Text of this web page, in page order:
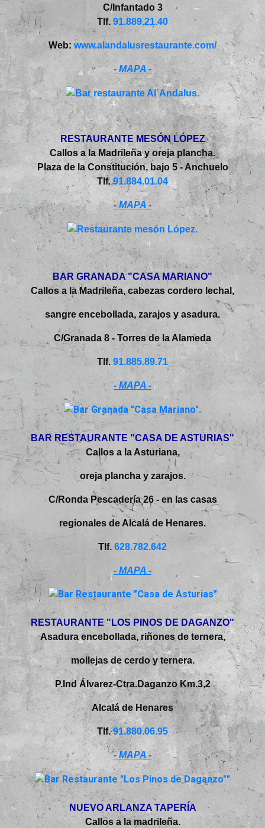
C/Infantado 3
Tlf. 91.889.21.40
Web: www.alandalusrestaurante.com/
- MAPA -
RESTAURANTE MESÓN LÓPEZ
Callos a la Madrileña y oreja plancha.
Plaza de la Constitución, bajo 5 - Anchuelo
Tlf.91.884.01.04
- MAPA -
BAR GRANADA "CASA MARIANO"
Callos a la Madrileña, cabezas cordero lechal,
sangre encebollada, zarajos y asadura.
C/Granada 8 - Torres de la Alameda
Tlf. 91.885.89.71
- MAPA -
BAR RESTAURANTE "CASA DE ASTURIAS"
Callos a la Asturiana,
oreja plancha y zarajos.
C/Ronda Pescadería 26 - en las casas
regionales de Alcalá de Henares.
Tlf. 628.782.642
- MAPA -
RESTAURANTE "LOS PINOS DE DAGANZO"
Asadura encebollada, riñones de ternera,
mollejas de cerdo y ternera.
P.Ind Álvarez-Ctra.Daganzo Km.3,2
Alcalá de Henares
Tlf.91.880.06.95
- MAPA -
NUEVO ARLANZA TAPERÍA
Callos a la madrileña.